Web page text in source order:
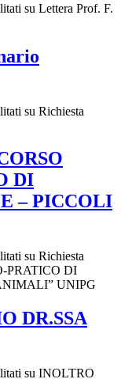
su Lettera Prof. F.
su Richiesta
DI
– PICCOLI
su Richiesta
PRATICO DI
UNIPG
DR.SSA
su INOLTRO